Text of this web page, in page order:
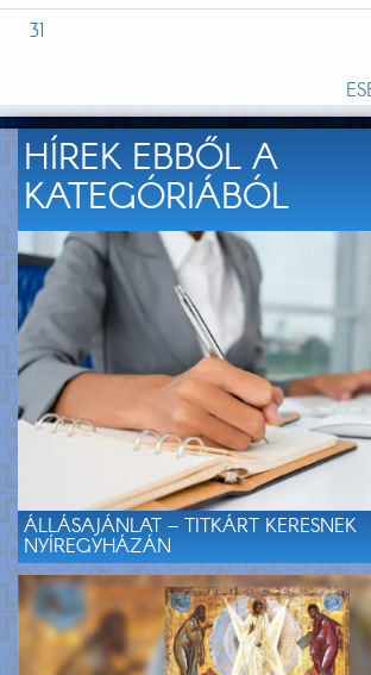
31
HÍREK EBBŐL A
KATEGÓRIÁBÓL
ÁLLÁSAJÁNLAT – TITKÁRT KERESNEK
NYÍREGYHÁZÁN